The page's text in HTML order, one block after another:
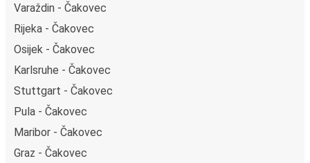
Varaždin - Čakovec
Rijeka - Čakovec
Osijek - Čakovec
Karlsruhe - Čakovec
Stuttgart - Čakovec
Pula - Čakovec
Maribor - Čakovec
Graz - Čakovec